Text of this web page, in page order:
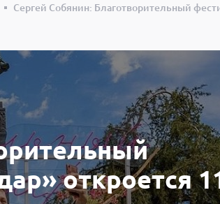
Сергей Собянин: Благотворительный
откроется